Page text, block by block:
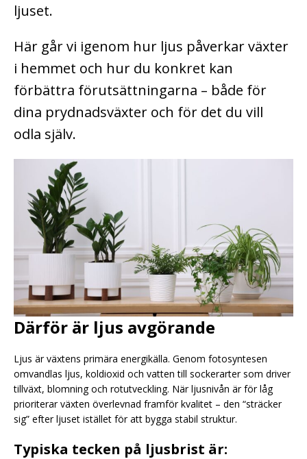
ljuset.
Här går vi igenom hur ljus påverkar växter
i hemmet och hur du konkret kan
förbättra förutsättningarna – både för
dina prydnadsväxter och för det du vill
odla själv.
Därför är ljus avgörande
Ljus är växtens primära energikälla. Genom fotosyntesen
omvandlas ljus, koldioxid och vatten till sockerarter som driver
tillväxt, blomning och rotutveckling. När ljusnivån är för låg
prioriterar växten överlevnad framför kvalitet – den “sträcker
sig” efter ljuset istället för att bygga stabil struktur.
Typiska tecken på ljusbrist är: